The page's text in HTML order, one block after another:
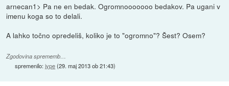
arnecan1> Pa ne en bedak. Ogromnooooooo bedakov. Pa ugani v
imenu koga so to delali.
A lahko točno opredeliš, koliko je to "ogromno"? Šest? Osem?
Zgodovina sprememb…
spremenilo:jype(29. maj 2013 ob 21:43)